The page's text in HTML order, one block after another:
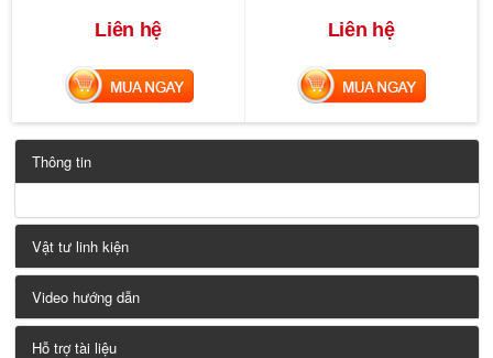
Liên hệ
MUA NGAY
Liên hệ
MUA NGAY
Thông tin
Vật tư linh kiện
Video hướng dẫn
Hỗ trợ tài liệu